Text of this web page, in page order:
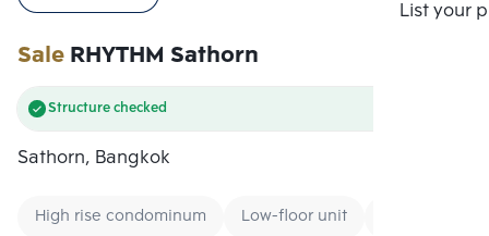
List your
SaleRHYTHM Sathorn
Structure checked
Sathorn, Bangkok
High rise condominum Low-floor unit